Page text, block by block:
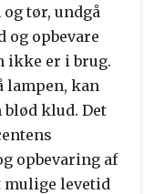
tør, undgå
og opbevare
ikke er i brug.
lampen, kan
klud. Det
opbevaring af
mulige levetid